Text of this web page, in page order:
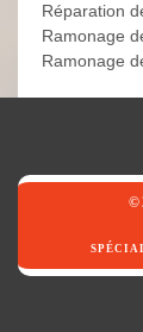
Réparation
Ramonage
Ramonage